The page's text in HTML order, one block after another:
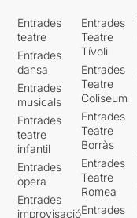
Entrades
teatre
Entrades
dansa
Entrades
musicals
Entrades
teatre
infantil
Entrades
òpera
Entrades
improvisació
Entrades
Teatre
Tívoli
Entrades
Teatre
Coliseum
Entrades
Teatre
Borràs
Entrades
Teatre
Romea
Entrades